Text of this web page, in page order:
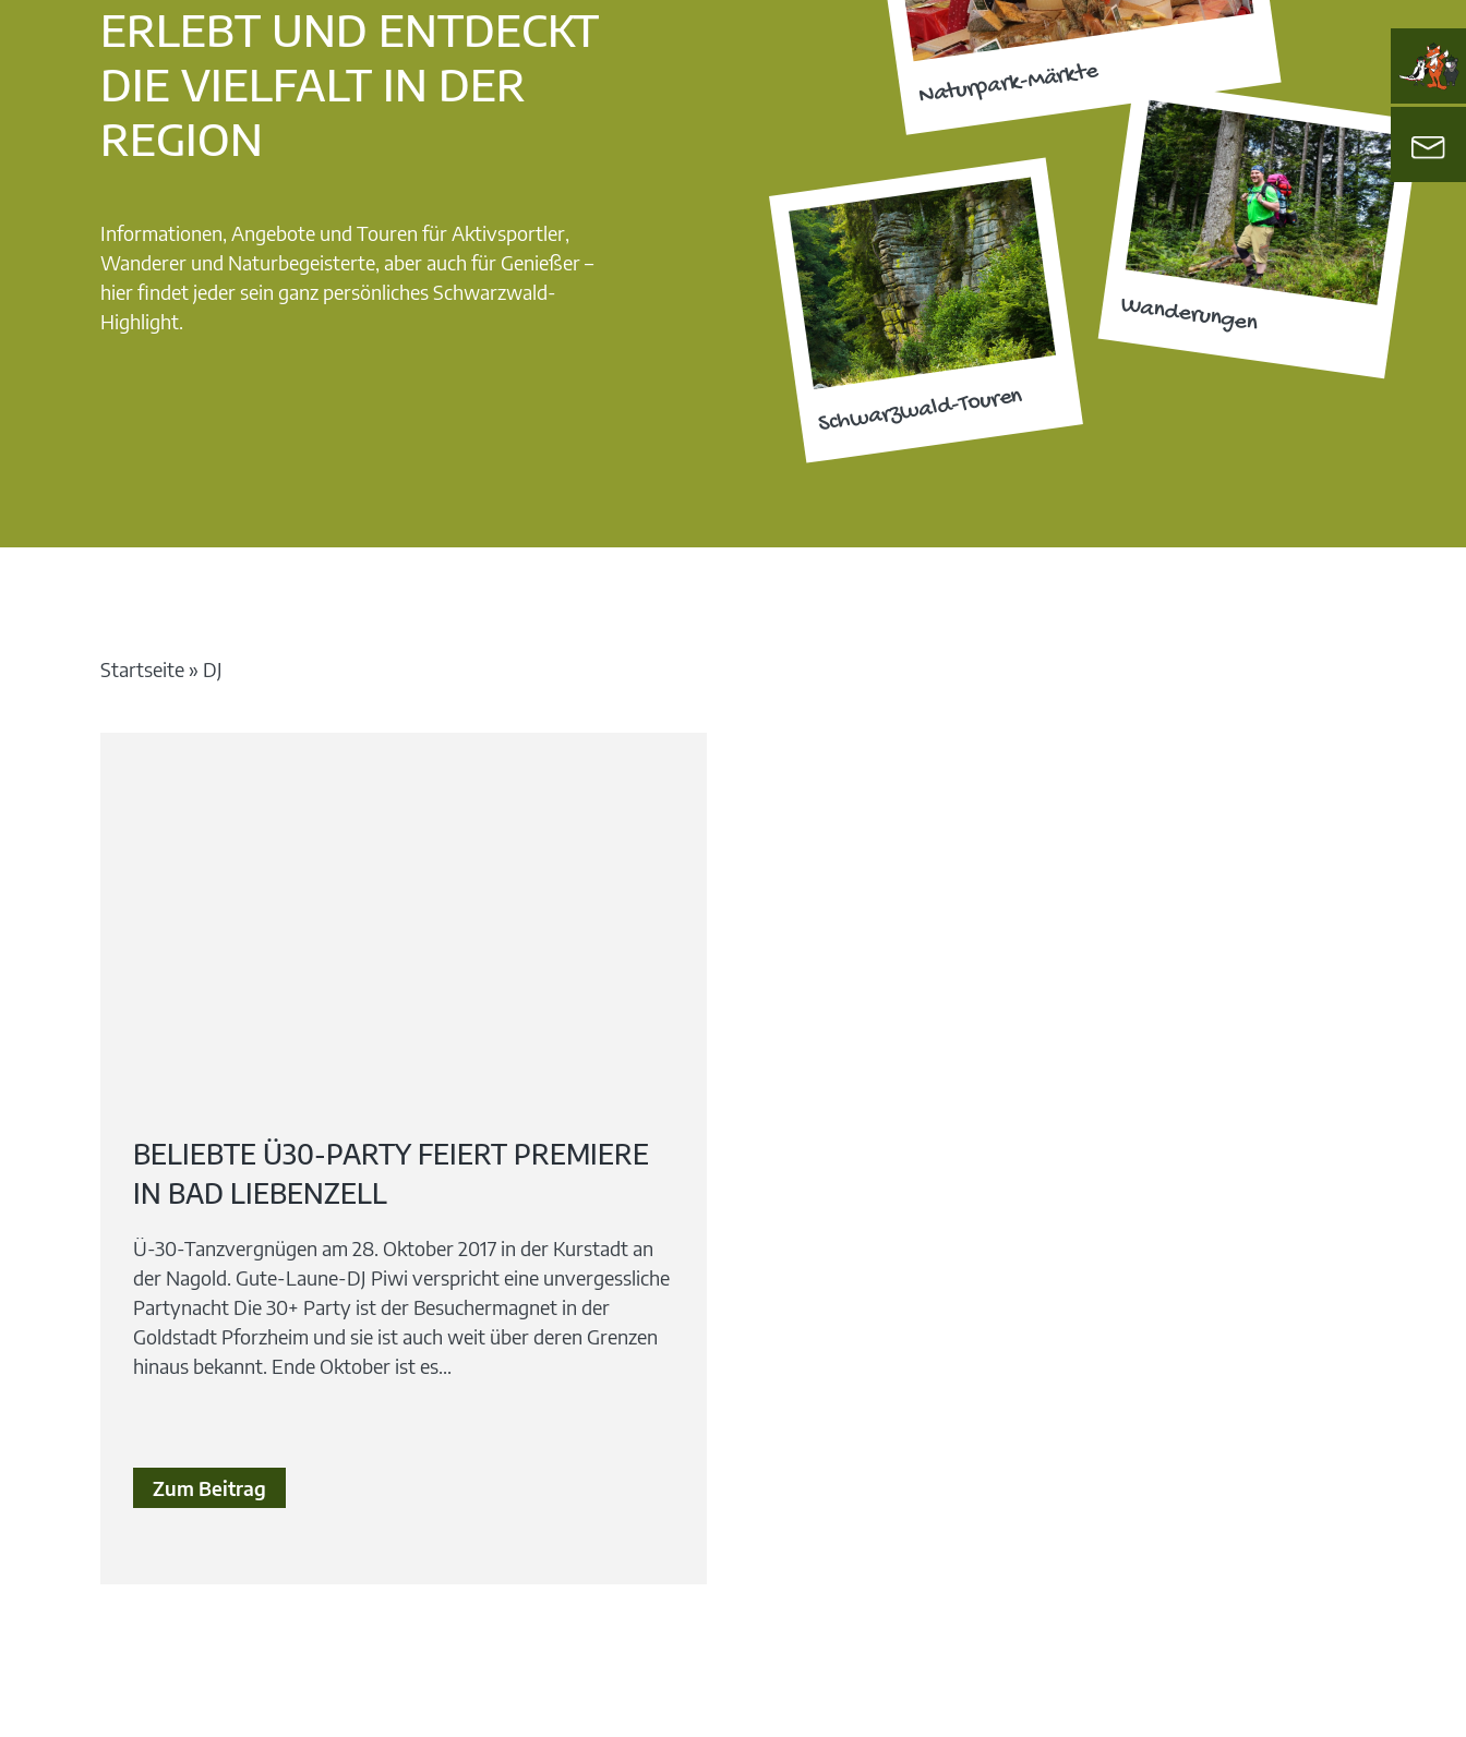
ERLEBT UND ENTDECKT
DIE VIELFALT IN DER
REGION
Informationen, Angebote und Touren für Aktivsportler,
Wanderer und Naturbegeisterte, aber auch für Genießer –
hier findet jeder sein ganz persönliches Schwarzwald-
Highlight.
Naturpark-Märkte
Wanderungen
Schwarzwald-Touren
Startseite» DJ
BELIEBTE Ü30-PARTY FEIERT PREMIERE
IN BAD LIEBENZELL
Ü-30-Tanzvergnügen am 28. Oktober 2017 in der Kurstadt an
der Nagold. Gute-Laune-DJ Piwi verspricht eine unvergessliche
Partynacht Die 30+ Party ist der Besuchermagnet in der
Goldstadt Pforzheim und sie ist auch weit über deren Grenzen
hinaus bekannt. Ende Oktober ist es...
Zum Beitrag